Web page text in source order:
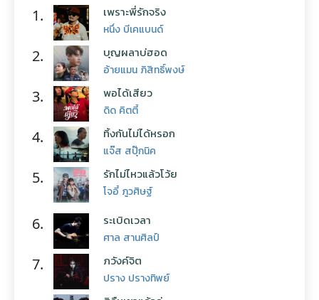
1. เพราะพี่รักจริง
หนึ่ง บีเคแบนด์
2. บุญผลาบ่ฮอด
อ้ายแมน ภิสิทธิ์พงษ์
3. พอได้เสียว
ดิด คิตตี้
4. ทิ้งกันไม่ได้หรอก
แจ๊ส สปุ๊กนิค
5. รักไม่ไหวแล้วโว้ย
โจอี้ ภูวศิษฐ์
6. ระเบิดเวลา
ศาล สานศิลป์
7. ภวังค์จิต
ปราง ปรางทิพย์